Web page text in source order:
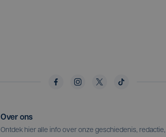
Over ons
Ontdek hier alle info over onze geschiedenis, redactie,